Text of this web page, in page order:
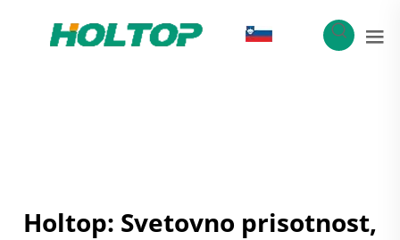
Holtop: Svetovno prisotnost,